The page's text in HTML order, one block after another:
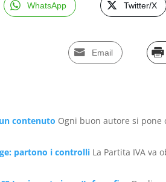
WhatsApp Twitter/X
Email
contenuto Ogni buon autore si
partono i controlli La Partita IVA va